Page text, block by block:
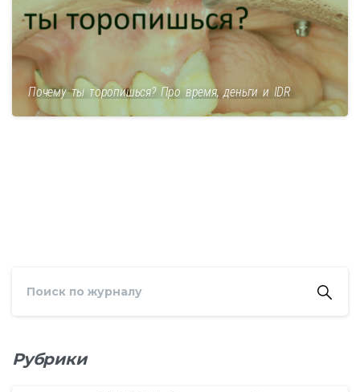
Рубрики
Почему ты торопишься? Про время, деньги и IDR